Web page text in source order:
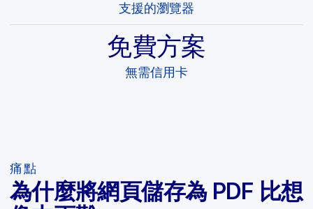
支援的瀏覽器
免費方案
無需信用卡
痛點
為什麼將網頁儲存為 PDF 比想